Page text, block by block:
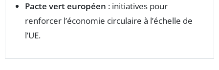
Pacte vert européen : initiatives pour
renforcer l’économie circulaire à l’échelle de
l’UE.